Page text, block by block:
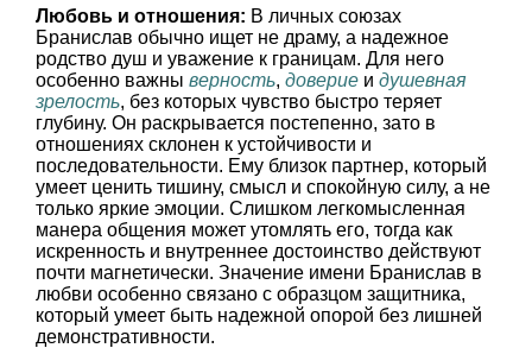
Любовь и отношения: В личных союзах
Бранислав обычно ищет не драму, а надежное
родство душ и уважение к границам. Для него
особенно важны верность, доверие и душевная
зрелость, без которых чувство быстро теряет
глубину. Он раскрывается постепенно, зато в
отношениях склонен к устойчивости и
последовательности. Ему близок партнер, который
умеет ценить тишину, смысл и спокойную силу, а не
только яркие эмоции. Слишком легкомысленная
манера общения может утомлять его, тогда как
искренность и внутреннее достоинство действуют
почти магнетически. Значение имени Бранислав в
любви особенно связано с образцом защитника,
который умеет быть надежной опорой без лишней
демонстративности.